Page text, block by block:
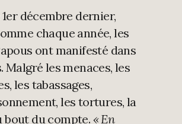
1er décembre dernier,
chaque année, les
ont manifesté dans
Malgré les menaces, les
les tabassages,
les tortures, la
bout du compte. « En